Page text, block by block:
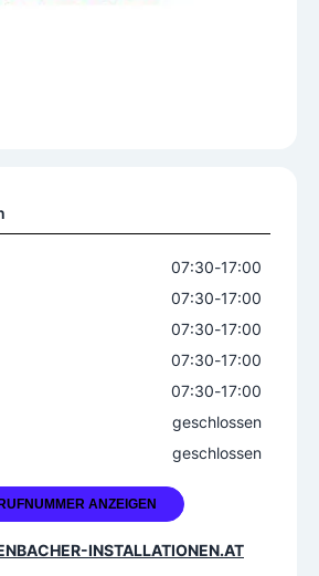
07:30-17:00
07:30-17:00
07:30-17:00
07:30-17:00
07:30-17:00
geschlossen
geschlossen
RUFNUMMER ANZEIGEN
INSTALLATIONEN.AT